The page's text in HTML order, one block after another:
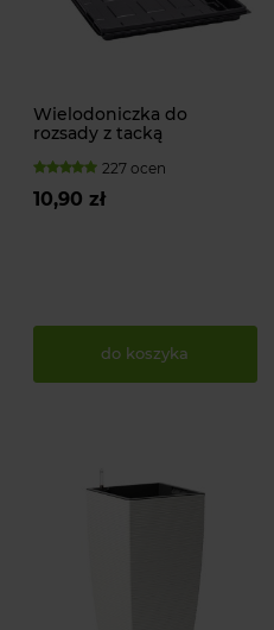
Wielodoniczka do
rozsady z tacką
227 ocen
10,90 zł
do koszyka